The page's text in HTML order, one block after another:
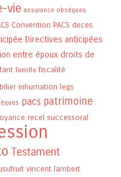
vie assurance obsèques
Convention PACS deces
Directives anticipées
entre époux droits de
Famille fiscalité
inhumation legs
pacs patrimoine
recel successoral
Testament
vincent lambert